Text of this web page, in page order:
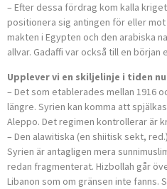
– Efter dessa fördrag kom kalla
positionera sig antingen för eller
makten i Egypten och den arabiska
allvar. Gadaffi var också till en början
Upplever vi en skiljelinje i tiden
– Det som etablerades mellan 1916
längre. Syrien kan komma att
Aleppo. Det regimen kontrollerar är
– Den alawitiska (en shiitisk sekt,
Syrien är antagligen mera
redan fragmenterat. Hizbollah går
Libanon som om gränsen inte fanns.